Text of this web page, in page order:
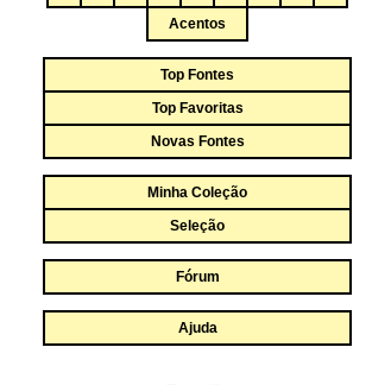
Acentos
Top Fontes
Top Favoritas
Novas Fontes
Minha Coleção
Seleção
Fórum
Ajuda